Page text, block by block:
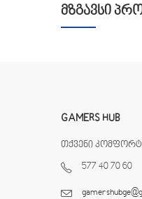
ᲛᲖᲒᲐᲕᲡᲘ
GAMERS HUB
თქვენი
577 40 70 60